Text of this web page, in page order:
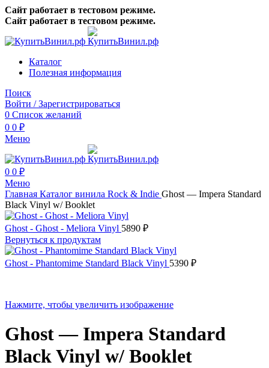
Сайт работает в тестовом режиме.
Сайт работает в тестовом режиме.
Каталог
Полезная информация
Поиск
Войти / Зарегистрироваться
0 Список желаний
0 0 ₽
Меню
0 0 ₽
Меню
Главная Каталог винила Rock & Indie Ghost — Impera Standard
Black Vinyl w/ Booklet
Ghost - Ghost - Meliora Vinyl 5890 ₽
Вернуться к продуктам
Ghost - Phantomime Standard Black Vinyl 5390 ₽
Нажмите, чтобы увеличить изображение
Ghost — Impera Standard
Black Vinyl w/ Booklet